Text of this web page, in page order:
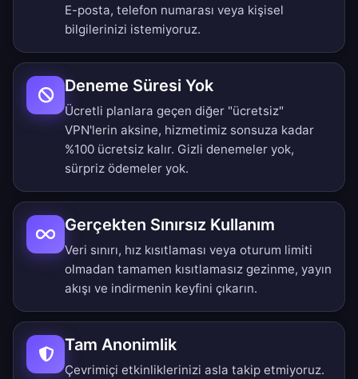
E-posta, telefon numarası veya kişisel
bilgilerinizi istemiyoruz.
Deneme Süresi Yok
Ücretli planlara geçen diğer "ücretsiz"
VPN'lerin aksine, hizmetimiz sonsuza kadar
%100 ücretsiz kalır. Gizli denemeler yok,
sürpriz ödemeler yok.
Gerçekten Sınırsız Kullanım
Veri sınırı, hız kısıtlaması veya oturum limiti
olmadan tamamen kısıtlamasız gezinme, yayın
akışı ve indirmenin keyfini çıkarın.
Tam Anonimlik
Çevrimiçi etkinliklerinizi asla takip etmiyoruz.